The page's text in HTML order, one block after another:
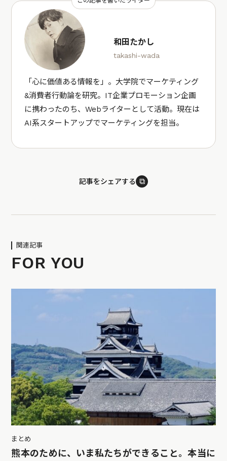
和田たかし
takashi-wada
「心に価値ある情報を」。大学院でマーケティング
&消費者行動論を研究。IT企業プロモーション企画
に携わったのち、Webライターとして活動。現在は
AI系スタートアップでマーケティングを担当。
記事をシェアする ⧉
関連記事
FOR YOU
まとめ
熊本のために、いま私たちができること。本当に